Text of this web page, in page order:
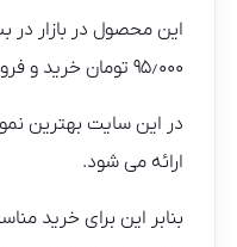
۹۵٫۰۰۰ تومان خرید و فروش می شود.
در این سایت بهترین
ارائه می شود.
بنابر این برای خرید